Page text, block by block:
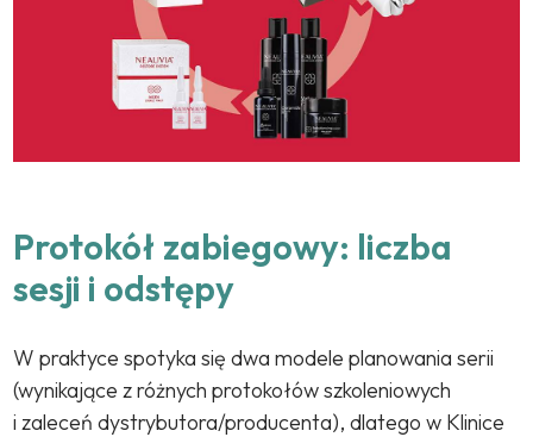
Protokół zabiegowy: liczba
sesji i odstępy
W praktyce spotyka się dwa modele planowania serii
(wynikające z różnych protokołów szkoleniowych
i zaleceń dystrybutora/producenta), dlatego w Klinice